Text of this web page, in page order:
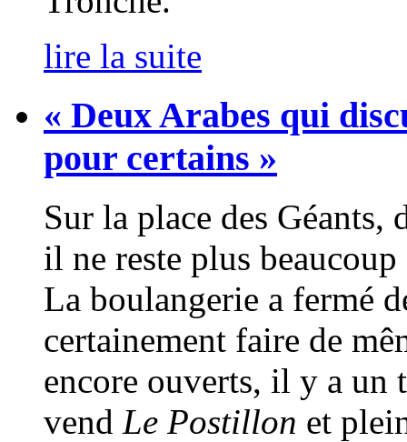
lire la suite
« Deux Arabes qui
pour certains »
Sur la place des
il ne reste plus
La boulangerie a fermé
certainement faire de
encore ouverts, il y a un
vend Le Postillon et